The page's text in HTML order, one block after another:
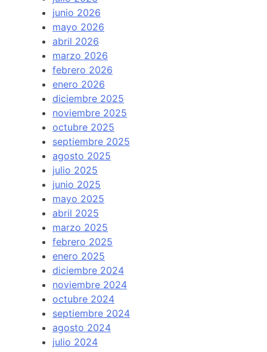
junio 2026
mayo 2026
abril 2026
marzo 2026
febrero 2026
enero 2026
diciembre 2025
noviembre 2025
octubre 2025
septiembre 2025
agosto 2025
julio 2025
junio 2025
mayo 2025
abril 2025
marzo 2025
febrero 2025
enero 2025
diciembre 2024
noviembre 2024
octubre 2024
septiembre 2024
agosto 2024
julio 2024